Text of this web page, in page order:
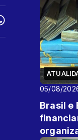
05/08/
Brasil e